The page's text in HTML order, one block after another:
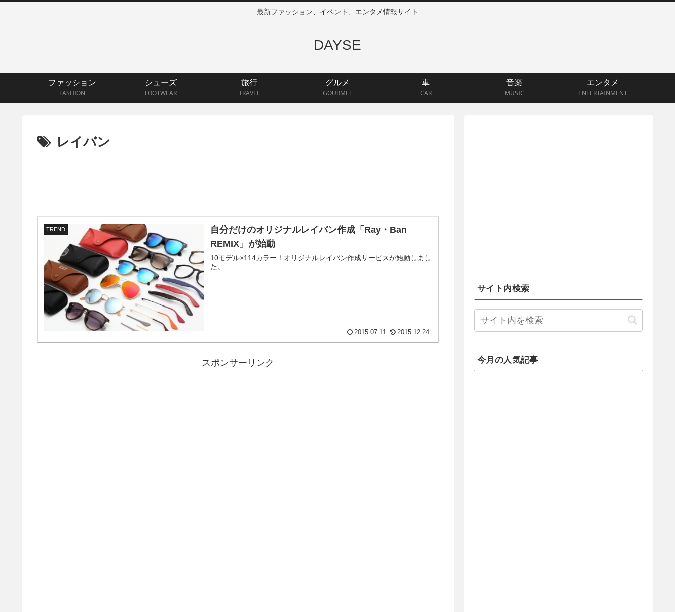
最新ファッション、イベント、エンタメ情報サイト
DAYSE
ファッション
FASHION
シューズ
FOOTWEAR
旅行
TRAVEL
グルメ
GOURMET
車
CAR
音楽
MUSIC
エンタメ
ENTERTAINMENT
レイバン
TREND
自分だけのオリジナルレイバン作成「Ray・Ban
REMIX」が始動
10モデル×114カラー！オリジナルレイバン作成サービスが始動しまし
た。
2015.07.11 2015.12.24
スポンサーリンク
サイト内検索
今月の人気記事